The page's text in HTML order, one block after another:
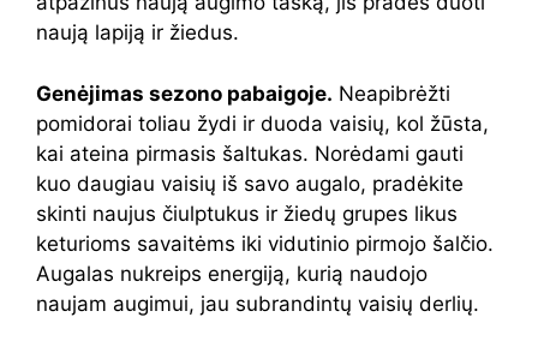
naują lapiją ir žiedus.
Genėjimas sezono pabaigoje. Neapibrėžti
pomidorai toliau žydi ir duoda vaisių, kol žūsta,
kai ateina pirmasis šaltukas. Norėdami gauti
kuo daugiau vaisių iš savo augalo, pradėkite
skinti naujus čiulptukus ir žiedų grupes likus
keturioms savaitėms iki vidutinio pirmojo šalčio.
Augalas nukreips energiją, kurią naudojo
naujam augimui, jau subrandintų vaisių derlių.